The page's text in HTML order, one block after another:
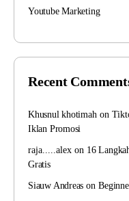
Youtube Marketing
Recent
Khusnul khotimahon
Iklan Promosi
raja.....alex on 16
Gratis
Siauw Andreas on